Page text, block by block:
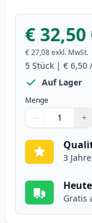
€ 32,50
€ 27,08exkl. MwSt.
5 Stück | € 6,50
Auf Lager
Menge
Verwenden Sie
− +
1
3
Gratis